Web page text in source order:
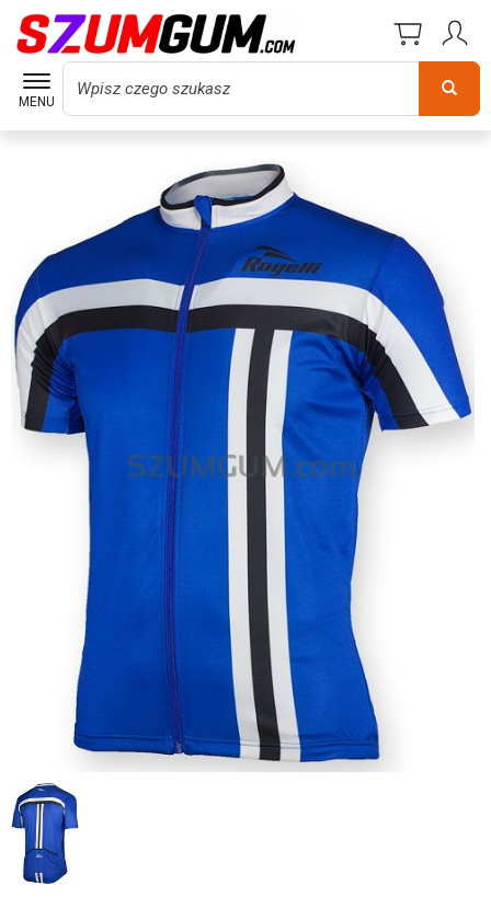
MENU
Wyszukaj